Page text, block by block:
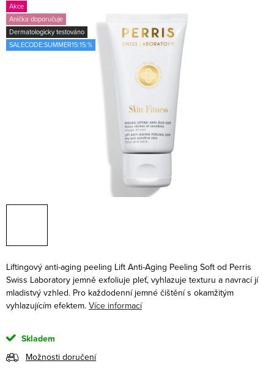
Akce
Anička doporučuje
Dermatologicky testováno
SALECODE:SUMMER15:15:%
Liftingový anti-aging peeling Lift Anti-Aging Peeling Soft od Perris
Swiss Laboratory jemně exfoliuje pleť, vyhlazuje texturu a navrací jí
mladistvý vzhled. Pro každodenní jemné čištění s okamžitým
vyhlazujícím efektem. Více informací
Skladem
Možnosti doručení